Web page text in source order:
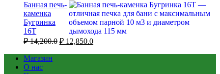
Банная печь-
каменка
Бугринка
16Т
₽14,200.0 Первоначальная
составляла
₽ 12,850.0Текущая
Магазин
О нас